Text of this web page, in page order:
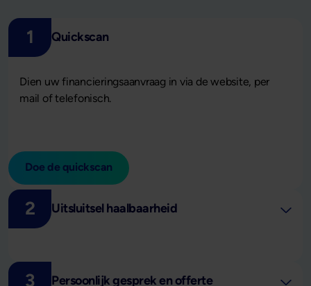
1 Quickscan
Dien uw financieringsaanvraag in via de website, per
mail of telefonisch.
Doe de quickscan
2 Uitsluitsel haalbaarheid
3 Persoonlijk gesprek en offerte